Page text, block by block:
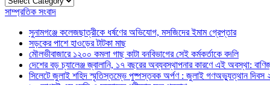
সাম্প্রতিক সংবাদ
সুনামগঞ্জে কলেজছাত্রীকে ধর্ষণের অভিযোগ, মসজিদের ইমাম গ্রেপ্তার
সড়কের পাশে হাওড়ের টাটকা মাছ
মৌলভীবাজারে ১২০০ কমলা গাছ কাটা বনবিভাগের সেই কর্মকর্তাকে বদলি
দেশের বড় চ্যালেঞ্জ জ্বালানি, ১৭ বছরের অব্যবস্থাপনার কারণে এই অবস্থা:
সিলেটে জুলাই শহিদ স্মৃতিস্তম্ভে পুষ্পস্তবক অর্পণ : জুলাই গণঅভ্যুত্থান দিবস